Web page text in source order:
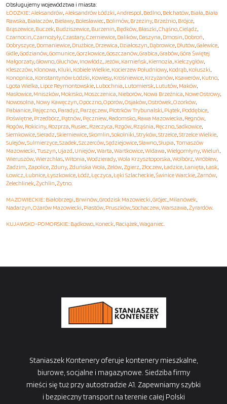
Obsługujemy województwa i miasta:
ŁÓDZKIE:Aleksandrów,Aleksandrów Łódzki,Andrespol, Bedlno, Bełchatów, Biała, Biała
Rawska, Białaczów, Bielawy, Bolesławiec, Bolimów, Brzeziny, Brzeźnio, Brójce,
Brąszewice, Buczek, Budziszewice, Burzenin, Będków, Błaszki,Chąśno,Cielądz,
Czarnocin,Czarnożyły,Czastary,Czerniewice, Dalików, Daszyna, Dmosin, Dobroń,
Dobryszyce, Domaniewice, Drużbice, Drzewica, Działoszyn, Dąbrowice, Dłutów,Galewice,
Gidle,Godzianów,Gomunice,Gorzkowice,Goszczanów,Grabica,Grabów,Góra Świętej
Małgorzaty,Głowno,Głuchów, Inowłódz,Jeżów, Kamieńsk, Kiernozia, Kiełczygłów,
Kleszczów, Klonowa, Kluki, Kobiele Wielkie, Kocierzew Południowy, Kodrąb, Koluszki,
Konopnica, Konstantynów Łódzki, Kowiesy, Krośniewice, Krzyżanów, Ksawerów, Kutno,
Lgota Wielka, Lipce Reymontowskie, Lubochnia, Lutomiersk, Lututów, Maków,
Masłowice, Mniszków, Mokrsko, Moszczenica, Nieborów, Nowa Brzeźnica, Nowe Ostrowy,
Nowosolna, Nowy Kawęczyn,Opoczno,Oporów,Osjaków,Ostrówek,Ozorków,
Pabianice, Pajęczno, Paradyż, Parzęczew, Piotrków Trybunalski, Piątek, Poddębice,
Poświętne, Przedbórz, Pątnów, Pęczniew, Radomsko, Rawa Mazowiecka, Regnów,
Rogów, Rokiciny, Rozprza, Rusiec, Rzeczyca, Rzgów, Rząśnia, Ręczno,Sadkowice,
Siemkowice,Sieradz,Skierniewice,Skomlin,Sokolniki,Stryków,Strzelce,Strzelce Wielkie,
Sulejów,Sulmierzyce,Szadek,Szczerców,Sędziejowice,Sławno,Słupia,Tomaszów
Mazowiecki,Tuszyn, Ujazd, Uniejów,Warta,Wartkowice,Widawa,Wielgomłyny,Wieluń,
Wieruszów,Wierzchlas,Witonia,Wodzierady,Wola Krzysztoporska,Wolbórz,Wróblew,
Zadzim, Zapolice, Zduny, Zduńska Wola, Zelów, Zgierz, Złoczew,Ładzice,Łanięta,Łask,
Łowicz,Łubnice,Łyszkowice,Łódź,Łęczyca,Łęki Szlacheckie,Świnice Warckie,Żarnów,
Żelechlinek,Żychlin,Żytno.
MAZOWIECKIE: Białobrzegi, Brwinów,Grodzisk Mazowiecki,Grójec, Milanówek,
Nadarzyn,Ożarów Mazowiecki, Piastów, Pruszków,Sochaczew,Warszawa,Żyrardów.
KUJAWSKO-POMORSKIE: Bądkowo, Koneck, Raciążek,Waganiec.
Staniaszek Kontenery oferuje kontenery mieszkalne,
biurowe, socjalne i magazynowe. Siedziba firmy
mieści się tuż przy autostradzie A1. Zapewniamy szybki
i bezpieczny transport na terenie całej Polski